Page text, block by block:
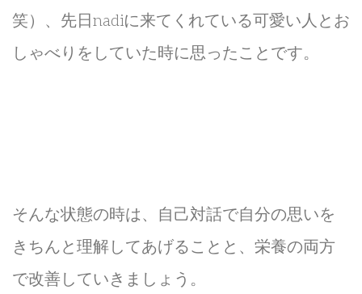
笑）、先日nadiに来てくれている可愛い人とお
しゃべりをしていた時に思ったことです。
そんな状態の時は、自己対話で自分の思いを
きちんと理解してあげることと、栄養の両方
で改善していきましょう。